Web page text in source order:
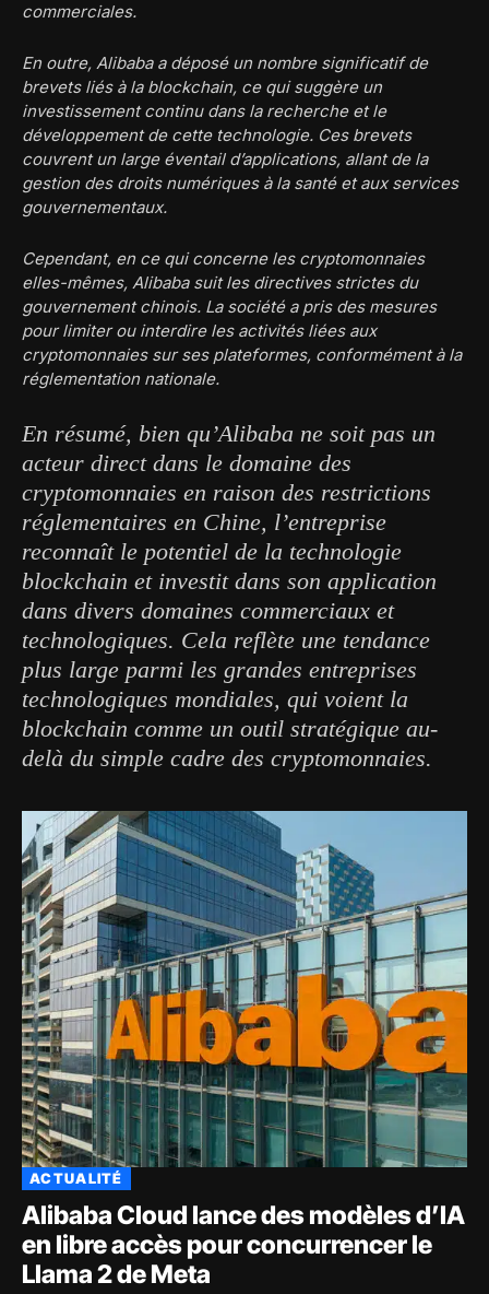
commerciales.
En outre, Alibaba a déposé un nombre significatif de
brevets liés à la blockchain, ce qui suggère un
investissement continu dans la recherche et le
développement de cette technologie. Ces brevets
couvrent un large éventail d’applications, allant de la
gestion des droits numériques à la santé et aux services
gouvernementaux.
Cependant, en ce qui concerne les cryptomonnaies
elles-mêmes, Alibaba suit les directives strictes du
gouvernement chinois. La société a pris des mesures
pour limiter ou interdire les activités liées aux
cryptomonnaies sur ses plateformes, conformément à la
réglementation nationale.
En résumé, bien qu’Alibaba ne soit pas un
acteur direct dans le domaine des
cryptomonnaies en raison des restrictions
réglementaires en Chine, l’entreprise
reconnaît le potentiel de la technologie
blockchain et investit dans son application
dans divers domaines commerciaux et
technologiques. Cela reflète une tendance
plus large parmi les grandes entreprises
technologiques mondiales, qui voient la
blockchain comme un outil stratégique au-
delà du simple cadre des cryptomonnaies.
ACTUALITÉ
Alibaba Cloud lance des modèles d’IA
en libre accès pour concurrencer le
Llama 2 de Meta